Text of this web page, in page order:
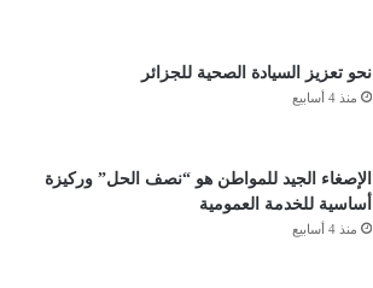
نحو تعزيز السيادة الصحية للجزائر
منذ 4 أسابيع
الإصغاء الجيد للمواطن هو “نصف الحل” وركيزة
أساسية للخدمة العمومية
منذ 4 أسابيع